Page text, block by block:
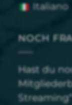
Italiano
NOCH
Hast du